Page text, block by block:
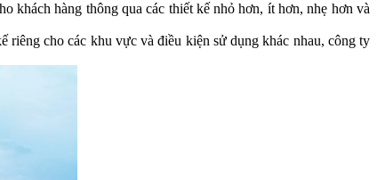
khách hàng thông qua các thiết kế nhỏ hơn, ít hơn, nhẹ hơn và
riêng cho các khu vực và điều kiện sử dụng khác nhau, công ty